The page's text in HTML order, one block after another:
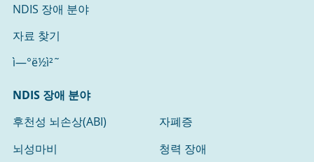
NDIS 장애 분야
자료 찾기
ì—°ë½ì²˜
NDIS 장애 분야
후천성 뇌손상(ABI)
자폐증
뇌성마비
청력 장애